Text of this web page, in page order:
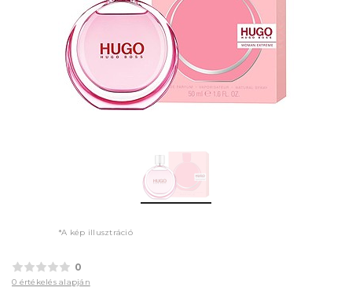
*A kép illusztráció
0
0 értékelés alapján